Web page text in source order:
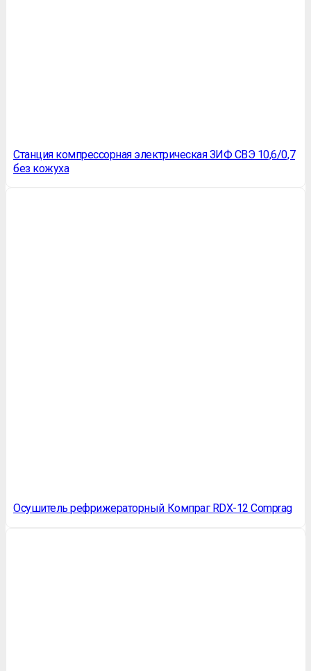
Станция компрессорная электрическая ЗИФ СВЭ 10,6/0,7
без кожуха
Осушитель рефрижераторный Компраг RDX-12 Comprag